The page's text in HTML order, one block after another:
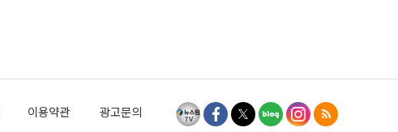
이용약관 광고문의